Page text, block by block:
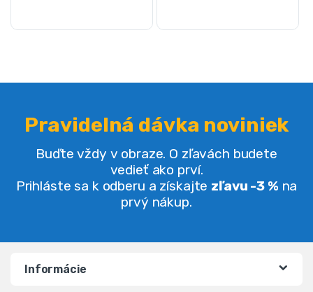
Pravidelná dávka noviniek
Buďte vždy v obraze. O zľavách budete
vedieť ako prví.
Prihláste sa k odberu a získajte zľavu -3 % na
prvý nákup.
Informácie